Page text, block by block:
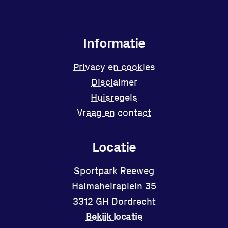
Locatie
Sportpark Reeweg
Halmaheiraplein 35
3312 GH Dordrecht
Bekijk locatie
Informatie
Privacy en cookies
Disclaimer
Huisregels
Vraag en contact